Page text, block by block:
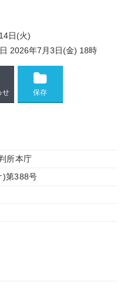
日(火)
2026年7月3日(金) 18時
せ
所本庁
)第388号